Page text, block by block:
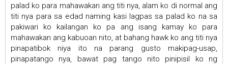
palad ko para mahawakan ang titi nya, alam ko di normal ang
titi nya para sa edad naming kasi lagpas sa palad ko na sa
pakiwari ko kailangan ko pa ang isang kamay ko para
mahawakan ang kabuoan nito, at bahang hawk ko ang titi nya
pinapatibok niya ito na parang gusto makipag-usap,
pinapatango nya, bawat pag tango nito pinipisil ko ng